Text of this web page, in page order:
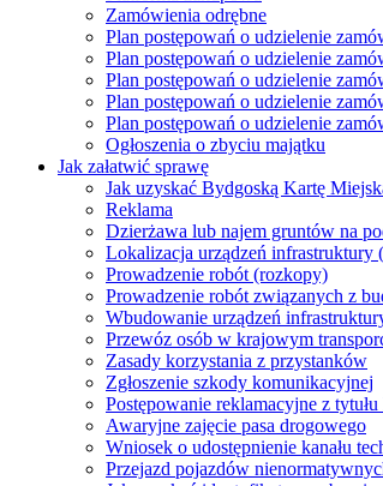
Zamówienia odrębne
Plan postępowań o udzielenie
Plan postępowań o udzielenie
Plan postępowań o udzielenie
Plan postępowań o udzielenie
Plan postępowań o udzielenie
Ogłoszenia o zbyciu majątku
Jak załatwić sprawę
Jak uzyskać Bydgoską Kartę
Reklama
Dzierżawa lub najem gruntów na
Lokalizacja urządzeń infrastruktury
Prowadzenie robót (rozkopy)
Prowadzenie robót związanych z
Wbudowanie urządzeń
Przewóz osób w krajowym
Zasady korzystania z przystanków
Zgłoszenie szkody komunikacyjnej
Postępowanie reklamacyjne z
Awaryjne zajęcie pasa drogowego
Wniosek o udostępnienie kanału
Przejazd pojazdów